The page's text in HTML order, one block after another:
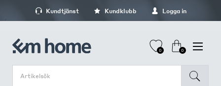
Kundtjänst Kundklubb Logga in
0 0